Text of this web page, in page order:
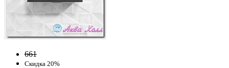
661
Скидка 20%